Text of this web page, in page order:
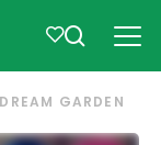
GARDEN